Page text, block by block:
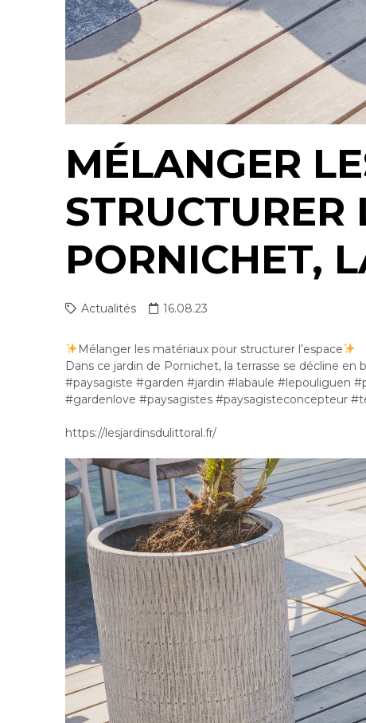
MÉLANGER
STRUCTURER
PORNICHET,
Actualités 16.08.23
Mélanger les matériaux pour structurer l’espace
Dans ce jardin de Pornichet, la terrasse se décline
#paysagiste #garden #jardin #labaule #lepouliguen
#gardenlove #paysagistes #paysagisteconcepteur
https://lesjardinsdulittoral.fr/